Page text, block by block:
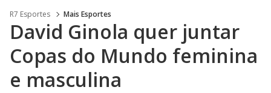
R7 Esportes Mais Esportes
David Ginola quer juntar
Copas do Mundo feminina
e masculina